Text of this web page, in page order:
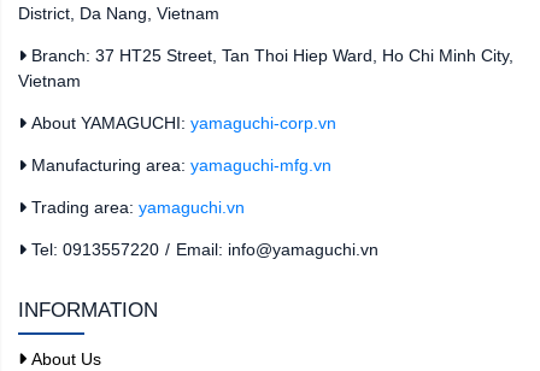
District, Da Nang, Vietnam
Branch: 37 HT25 Street, Tan Thoi Hiep Ward, Ho Chi Minh City,
Vietnam
About YAMAGUCHI: yamaguchi-corp.vn
Manufacturing area: yamaguchi-mfg.vn
Trading area: yamaguchi.vn
Tel: 0913557220 / Email: info@yamaguchi.vn
INFORMATION
About Us